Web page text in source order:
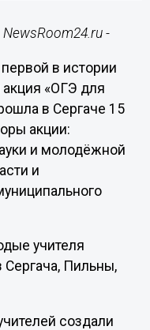
-
в истории
«ОГЭ для
в Сергаче 15
акции:
и молодёжной
и
учителя
Пильны,
создали